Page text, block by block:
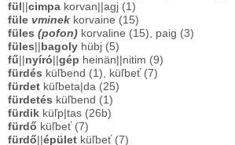
fül
cimpa korvan||agj (1)
füle vminek korvaine (15)
füles (pofon) korvaline (15), paig (3)
füles
bagoly hübj (5)
fű
nyíró gép heinän||nitim (9)
fürdés küľbend (1), küľbeť (7)
fürdet küľbeta|da (25)
fürdetés küľbend (1)
fürdik küľp|tas (26b)
fürdő küľbeť (7)
fürdő épület küľbeť (7)